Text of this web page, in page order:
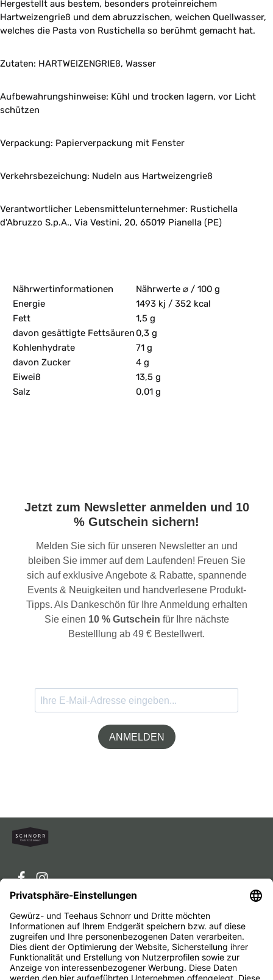
Hergestellt aus bestem, besonders proteinreichem
Hartweizengrieß und dem abruzzischen, weichen Quellwasser,
welches die Pasta von Rustichella so berühmt gemacht hat.
Zutaten: HARTWEIZENGRIEß, Wasser
Aufbewahrungshinweise: Kühl und trocken lagern, vor Licht
schützen
Verpackung: Papierverpackung mit Fenster
Verkehrsbezeichung: Nudeln aus Hartweizengrieß
Verantwortlicher Lebensmittelunternehmer: Rustichella
d'Abruzzo S.p.A., Via Vestini, 20, 65019 Pianella (PE)
Nährwertinformationen
Nährwerte ⌀ / 100 g
Energie
1493 kj / 352 kcal
Fett
1,5 g
davon gesättigte Fettsäuren 0,3 g
Kohlenhydrate
71 g
davon Zucker
4 g
Eiweiß
13,5 g
Salz
0,01 g
Jetzt zum Newsletter anmelden und 10
% Gutschein sichern!
Melden Sie sich für unseren Newsletter an und
bleiben Sie immer auf dem Laufenden! Freuen Sie
sich auf exklusive Angebote & Rabatte, spannende
Events & Neuigkeiten und handverlesene Produkt-
Tipps. Als Dankeschön für Ihre Anmeldung erhalten
Sie einen 10 % Gutschein für Ihre nächste
Bestelllung ab 49 € Bestellwert.
ANMELDEN
Service-Hotline
Service